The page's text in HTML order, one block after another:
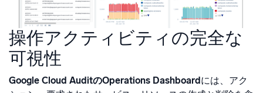
操作アクティビティの完全な
可視性
Google Cloud AuditのOperations Dashboardには、アク